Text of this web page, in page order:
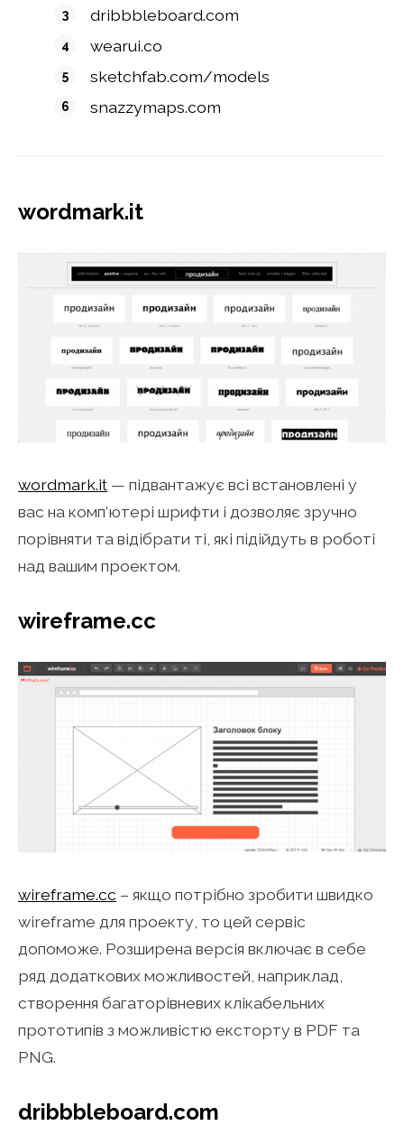
dribbbleboard.com
wearui.co
sketchfab.com/models
snazzymaps.com
wordmark.it
wordmark.it — підвантажує всі встановлені у
вас на комп’ютері шрифти і дозволяє зручно
порівняти та відібрати ті, які підійдуть в роботі
над вашим проектом.
wireframe.cc
wireframe.cc – якщо потрібно зробити швидко
wireframe для проекту, то цей сервіс
допоможе. Розширена версія включає в себе
ряд додаткових можливостей, наприклад,
створення багаторівневих клікабельних
прототипів з можливістю ексторту в PDF та
PNG.
dribbbleboard.com